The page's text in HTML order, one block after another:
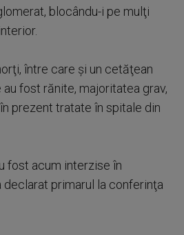
blocându-i pe mulţi
între care şi un cetăţean
fost rănite, majoritatea grav,
prezent tratate în spitale din
fost acum interzise în
declarat primarul la conferinţa